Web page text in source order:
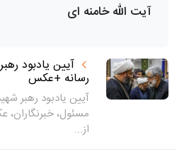
آیت الله خامنه ای
آیین یادبود
رسانه +عکس
آیین یادبود رهبر
مسئول، خبرنگاران،
از...